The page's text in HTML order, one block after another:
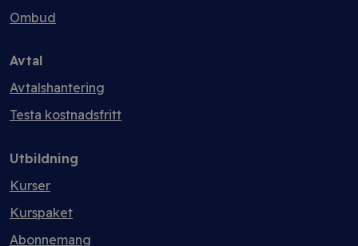
Ombud
Avtal
Avtalshantering
Testa kostnadsfritt
Utbildning
Kurser
Kurspaket
Abonnemang